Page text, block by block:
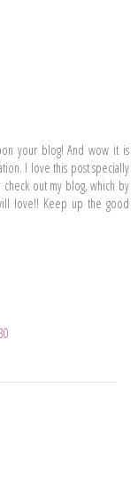
your blog! And wow it is
I love this post specially
out my blog, which by
love!! Keep up the good